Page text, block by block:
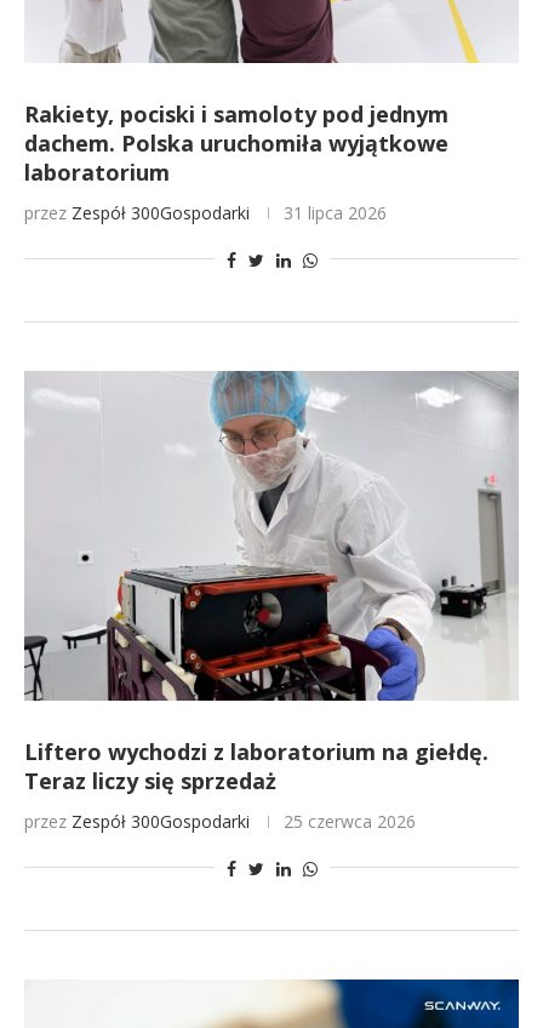
Rakiety, pociski i samoloty pod jednym
dachem. Polska uruchomiła wyjątkowe
laboratorium
przez Zespół 300Gospodarki 31 lipca 2026
Liftero wychodzi z laboratorium na giełdę.
Teraz liczy się sprzedaż
przez Zespół 300Gospodarki 25 czerwca 2026